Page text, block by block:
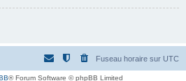
Fuseau horaire sur UTC
® Forum Software © phpBB Limited